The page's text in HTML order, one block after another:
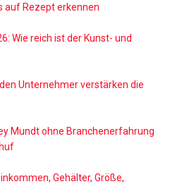
auf Rezept erkennen
Wie reich ist der Kunst- und
Unternehmer verstärken die
Mundt ohne Branchenerfahrung
Gehälter, Größe,